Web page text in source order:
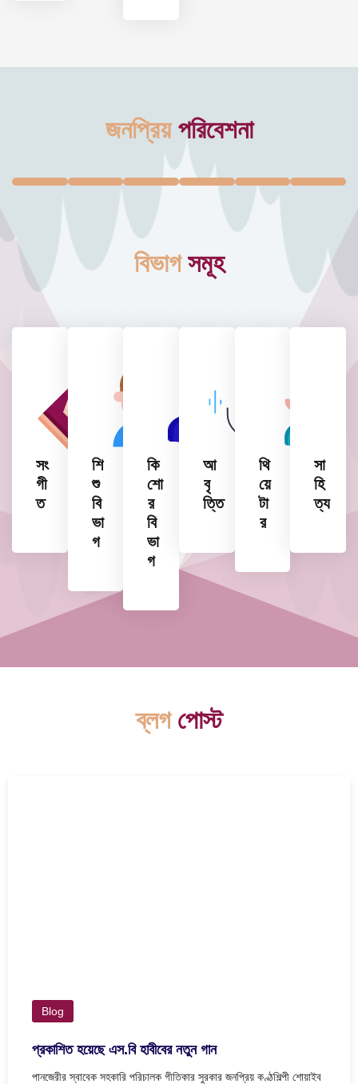
জনপ্রিয় পরিবেশনা
বিভাগ সমূহ
সং
গী
ত
শি
শু
বি
ভা
গ
কি
শো
র
বি
ভা
গ
আ
বৃ
ত্তি
থি
য়ে
টা
র
সা
হি
ত্য
ব্লগ পোস্ট
Blog
প্রকাশিত হয়েছে এস.বি হাবীবের নতুন গান
পানজেরীর স্বাবেক সহকারি পরিচালক গীতিকার সুরকার জনপ্রিয় কণ্ঠশিল্পী শোয়াইব